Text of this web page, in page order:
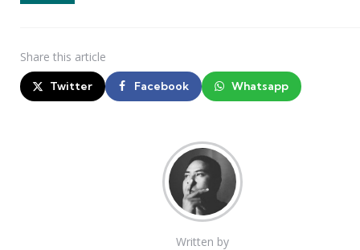
Share this article
Twitter Facebook Whatsapp
Written by